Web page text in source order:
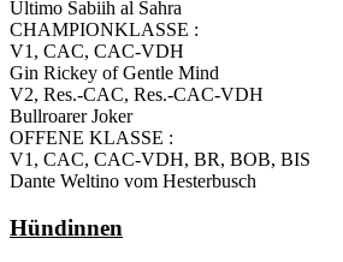
Ultimo Sabiih al Sahra
CHAMPIONKLASSE :
V1, CAC, CAC-VDH
Gin Rickey of Gentle Mind
V2, Res.-CAC, Res.-CAC-VDH
Bullroarer Joker
OFFENE KLASSE :
V1, CAC, CAC-VDH, BR, BOB, BIS
Dante Weltino vom Hesterbusch
Hündinnen